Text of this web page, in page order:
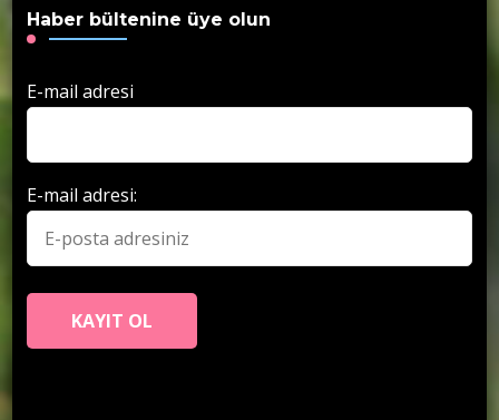
Haber bültenine üye olun
E-mail adresi
E-mail adresi: